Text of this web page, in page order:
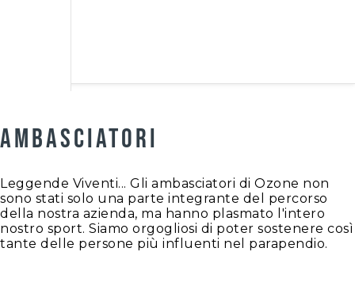
AMBASCIATORI
Leggende Viventi... Gli ambasciatori di Ozone non
sono stati solo una parte integrante del percorso
della nostra azienda, ma hanno plasmato l'intero
nostro sport. Siamo orgogliosi di poter sostenere così
tante delle persone più influenti nel parapendio.